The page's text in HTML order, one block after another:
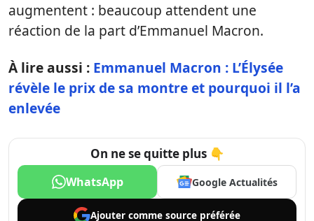
augmentent : beaucoup attendent une
réaction de la part d’Emmanuel Macron.
À lire aussi : Emmanuel Macron : L’Élysée
révèle le prix de sa montre et pourquoi il l’a
enlevée
On ne se quitte plus 👇
WhatsApp Google Actualités
Ajouter comme source préférée